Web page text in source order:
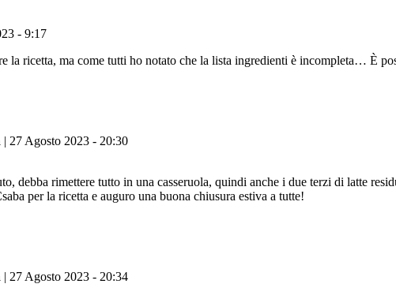
- 9:17
la ricetta, ma come tutti ho notato che la lista ingredienti è incompleta… È
| 27 Agosto 2023 - 20:30
debba rimettere tutto in una casseruola, quindi anche i due terzi di latte
per la ricetta e auguro una buona chiusura estiva a tutte!
| 27 Agosto 2023 - 20:34